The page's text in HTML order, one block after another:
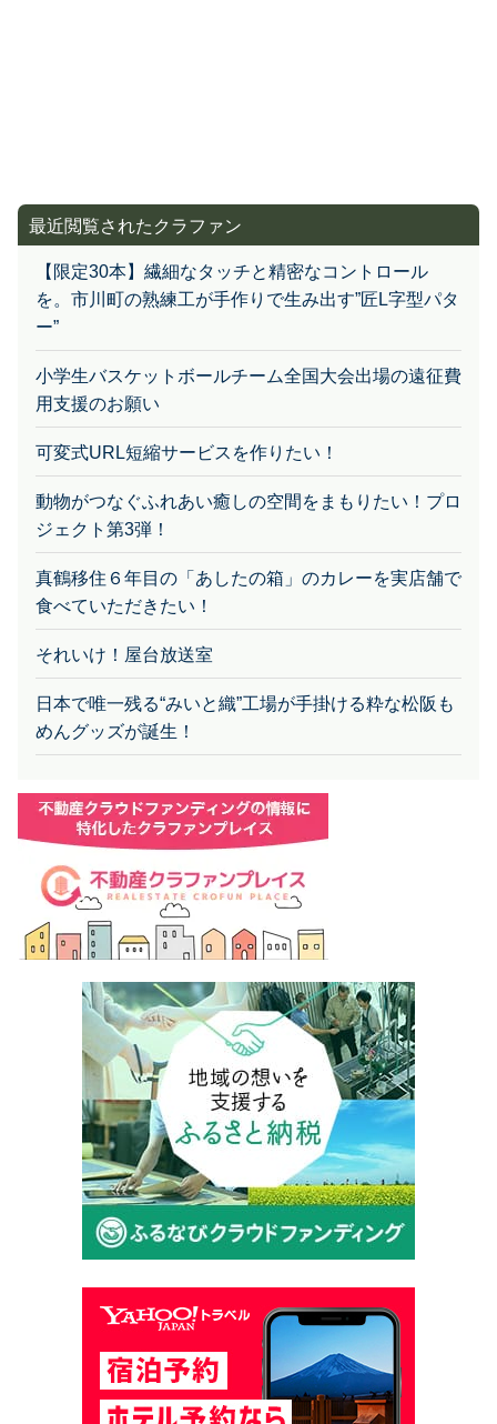
【限定30本】繊細なタッチと精密なコントロール
を。市川町の熟練工が手作りで生み出す”匠L字型パタ
ー”
小学生バスケットボールチーム全国大会出場の遠征費
用支援のお願い
可変式URL短縮サービスを作りたい！
動物がつなぐふれあい癒しの空間をまもりたい！プロ
ジェクト第3弾！
真鶴移住６年目の「あしたの箱」のカレーを実店舗で
食べていただきたい！
それいけ！屋台放送室
日本で唯一残る“みいと織”工場が手掛ける粋な松阪も
めんグッズが誕生！